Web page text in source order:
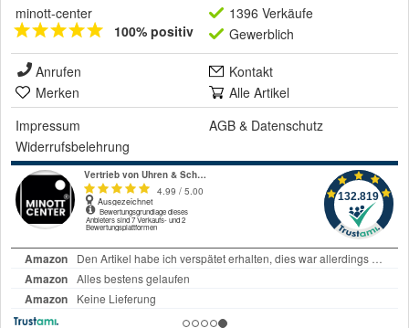
minott-center
100% positiv
1396 Verkäufe
Gewerblich
Anrufen
Kontakt
Merken
Alle Artikel
Impressum
AGB & Datenschutz
Widerrufsbelehrung